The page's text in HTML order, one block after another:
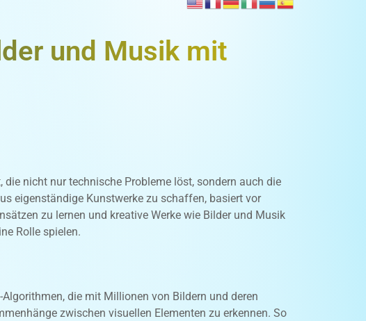
und Musik mit
nicht nur technische Probleme löst, sondern auch die
eigenständige Kunstwerke zu schaffen, basiert vor
zu lernen und kreative Werke wie Bilder und Musik
Rolle spielen.
die mit Millionen von Bildern und deren
zwischen visuellen Elementen zu erkennen. So